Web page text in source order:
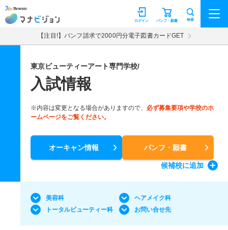
マナビジョン パンフ・願書
ログイン 検索
【注目!】パンフ請求で2000円分電子図書カードGET
東京ビューティーアート専門学校/
入試情報
※内容は変更となる場合がありますので、 必ず募集要項や学校のホ
ームページをご覧ください。
オーキャン情報 パンフ・願書
候補校に追加
美容科
ヘアメイク科
トータルビューティー科
お問い合せ先